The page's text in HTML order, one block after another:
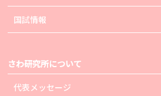
国試情報
さわ研究所について
代表メッセージ